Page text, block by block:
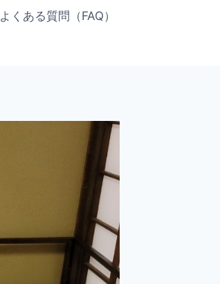
よくある質問（FAQ）